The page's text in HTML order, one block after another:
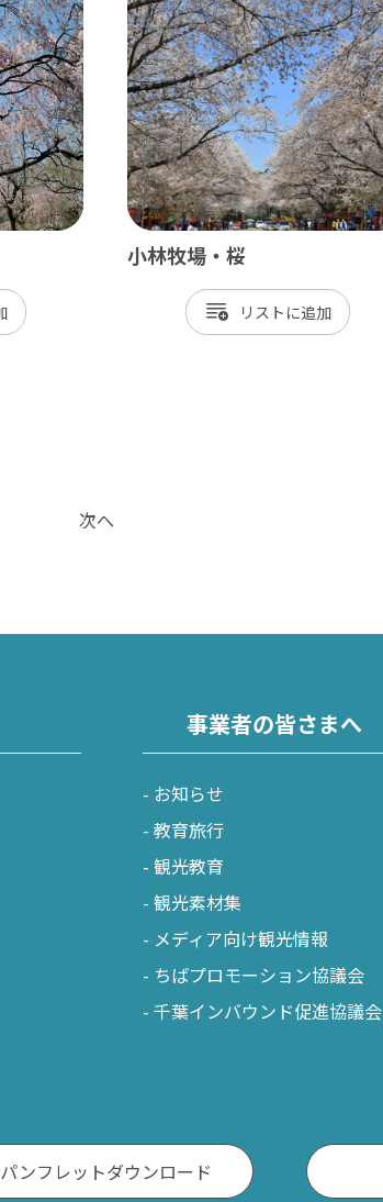
小林牧場・桜
リスト
次へ
事業者の皆さまへ
お知らせ
教育旅行
観光教育
観光素材集
メディア向け観光情報
ちばプロモーション協議会
千葉インバウンド促進協議会
パンフレットダウンロード